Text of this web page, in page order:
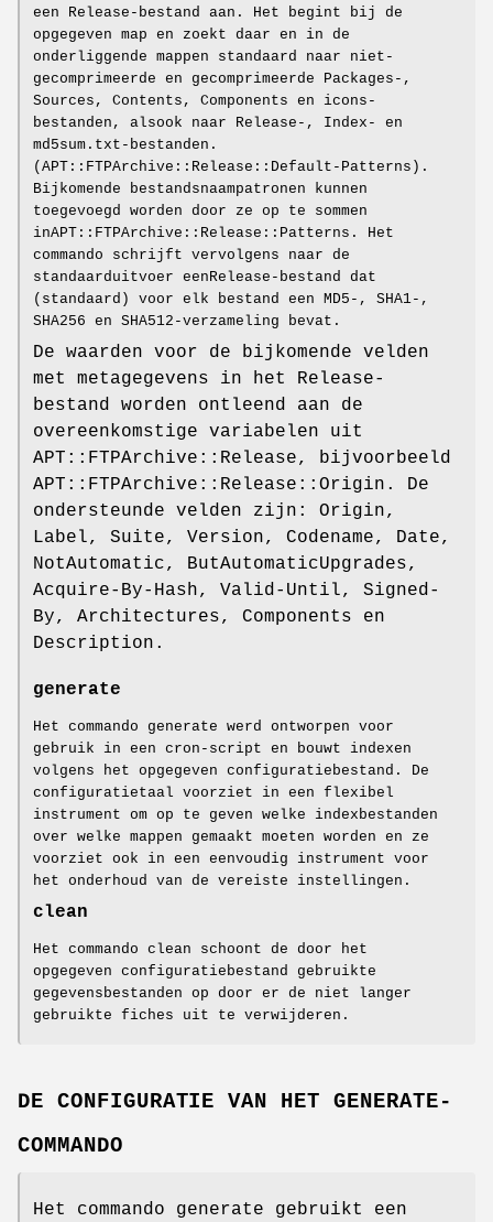
een Release-bestand aan. Het begint bij de
opgegeven map en zoekt daar en in de
onderliggende mappen standaard naar niet-
gecomprimeerde en gecomprimeerde Packages-,
Sources, Contents, Components en icons-
bestanden, alsook naar Release-, Index- en
md5sum.txt-bestanden.
(APT::FTPArchive::Release::Default-Patterns).
Bijkomende bestandsnaampatronen kunnen
toegevoegd worden door ze op te sommen
inAPT::FTPArchive::Release::Patterns. Het
commando schrijft vervolgens naar de
standaarduitvoer eenRelease-bestand dat
(standaard) voor elk bestand een MD5-, SHA1-,
SHA256 en SHA512-verzameling bevat.
De waarden voor de bijkomende velden
met metagegevens in het Release-
bestand worden ontleend aan de
overeenkomstige variabelen uit
APT::FTPArchive::Release, bijvoorbeeld
APT::FTPArchive::Release::Origin. De
ondersteunde velden zijn: Origin,
Label, Suite, Version, Codename, Date,
NotAutomatic, ButAutomaticUpgrades,
Acquire-By-Hash, Valid-Until, Signed-
By, Architectures, Components en
Description.
generate
Het commando generate werd ontworpen voor
gebruik in een cron-script en bouwt indexen
volgens het opgegeven configuratiebestand. De
configuratietaal voorziet in een flexibel
instrument om op te geven welke indexbestanden
over welke mappen gemaakt moeten worden en ze
voorziet ook in een eenvoudig instrument voor
het onderhoud van de vereiste instellingen.
clean
Het commando clean schoont de door het
opgegeven configuratiebestand gebruikte
gegevensbestanden op door er de niet langer
gebruikte fiches uit te verwijderen.
DE CONFIGURATIE VAN HET GENERATE-
COMMANDO
Het commando generate gebruikt een